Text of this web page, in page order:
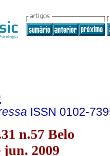
ISSN 0102-
n.57 Belo
2009